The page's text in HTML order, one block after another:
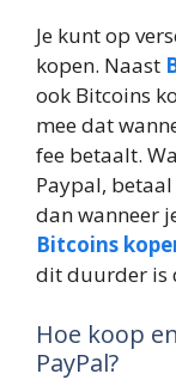
Je kunt op
kopen. Naast
ook Bitcoins
mee dat
fee betaalt.
Paypal,
dan wanneer
Bitcoins
dit duurder is
Hoe koop
PayPal?